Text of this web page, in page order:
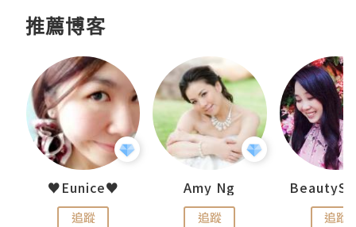
推薦博客
♥Eunice♥
追蹤
Amy Ng
追蹤 追蹤